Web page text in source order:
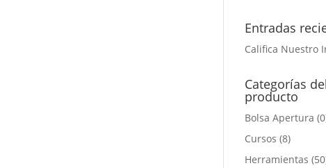
Entradas
Califica Nuestro
Categorías del
producto
Bolsa Apertura
Cursos (8)
Herramientas